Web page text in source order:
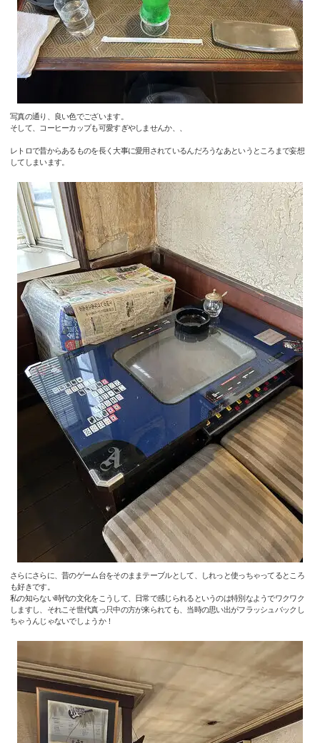
写真の通り、良い色でございます。
そして、コーヒーカップも可愛すぎやしませんか、、
レトロで昔からあるものを長く大事に愛用されているんだろうなあというところまで妄想
してしまいます。
さらにさらに、昔のゲーム台をそのままテーブルとして、しれっと使っちゃってるところ
も好きです。
私の知らない時代の文化をこうして、日常で感じられるというのは特別なようでワクワク
しますし、それこそ世代真っ只中の方が来られても、当時の思い出がフラッシュバックし
ちゃうんじゃないでしょうか！